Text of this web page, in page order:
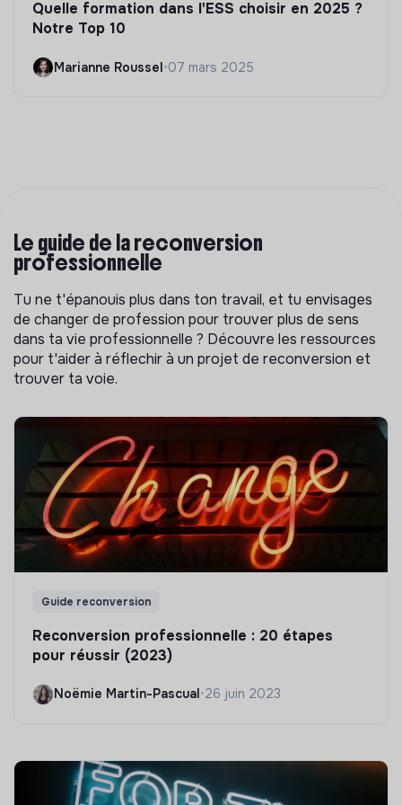
Quelle formation dans l'ESS choisir en 2025 ?
Notre Top 10
Marianne Roussel•07 mars 2025
Le guide de la reconversion
professionnelle
Tu ne t'épanouis plus dans ton travail, et tu envisages
de changer de profession pour trouver plus de sens
dans ta vie professionnelle ? Découvre les ressources
pour t'aider à réflechir à un projet de reconversion et
trouver ta voie.
Guide reconversion
Reconversion professionnelle : 20 étapes
pour réussir (2023)
Noëmie Martin-Pascual •26 juin 2023